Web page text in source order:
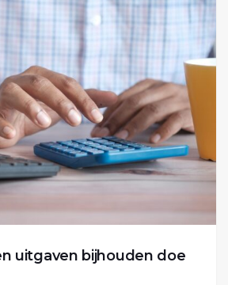
uitgaven bijhouden doe